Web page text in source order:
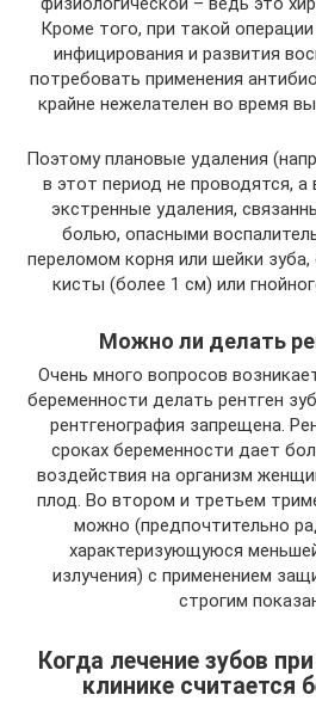
Кроме того, при такой
инфицирования и развития
потребовать применения
крайне нежелателен во время
Поэтому плановые удаления
в этот период не проводятся,
экстренные удаления,
болью, опасными
переломом корня или шейки
кисты (более 1 см) или
Можно ли делать
Очень много вопросов
беременности делать рентген
рентгенография запрещена.
сроках беременности дает
воздействия на организм
плод. Во втором и третьем
можно (предпочтительно
характеризующуюся
излучения) с применением
строгим
Когда лечение зубов
клинике считается